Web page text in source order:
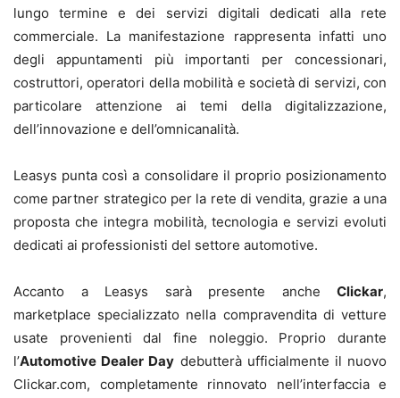
lungo termine e dei servizi digitali dedicati alla rete
commerciale. La manifestazione rappresenta infatti uno
degli appuntamenti più importanti per concessionari,
costruttori, operatori della mobilità e società di servizi, con
particolare attenzione ai temi della digitalizzazione,
dell’innovazione e dell’omnicanalità.
Leasys punta così a consolidare il proprio posizionamento
come partner strategico per la rete di vendita, grazie a una
proposta che integra mobilità, tecnologia e servizi evoluti
dedicati ai professionisti del settore automotive.
Accanto a Leasys sarà presente anche Clickar,
marketplace specializzato nella compravendita di vetture
usate provenienti dal fine noleggio. Proprio durante
l’Automotive Dealer Day debutterà ufficialmente il nuovo
Clickar.com, completamente rinnovato nell’interfaccia e